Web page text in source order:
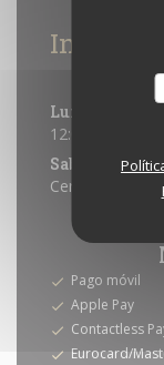
Lun
12:00 - 13:00 *
Sab
Dom
Cerrado
Pago móvil
Apple Pay
Contactless
Eurocard/